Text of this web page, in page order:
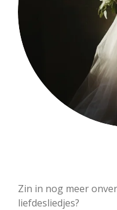
Zin in nog meer
liefdesliedjes?